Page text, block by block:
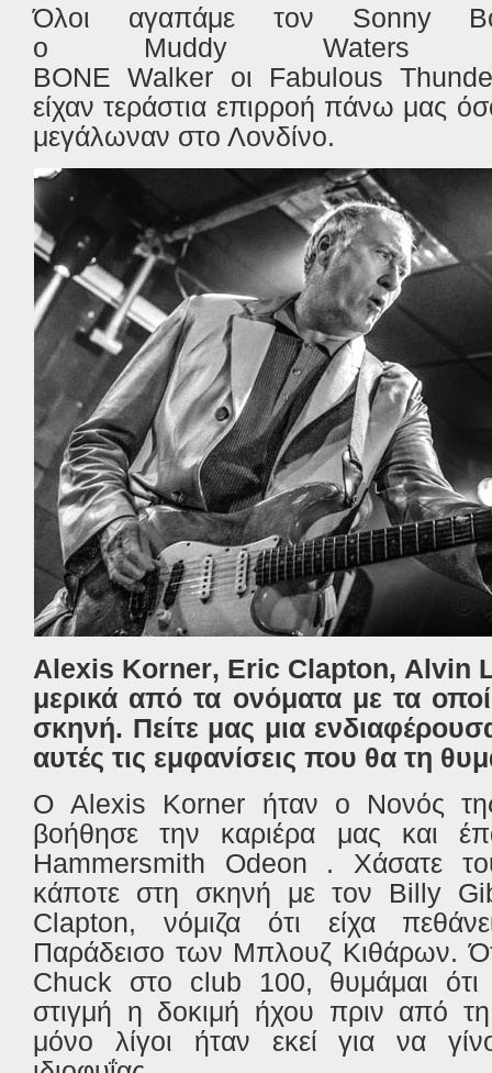
Όλοι αγαπάμε τον Sonny
ο Muddy Waters
ΒΟΝΕWalker οι Fabulous
είχαν τεράστια επιρροή πάνω μας
μεγάλωναν στο Λονδίνο.
Alexis Korner, Eric Clapton, Alvin
μερικά από τα ονόματα με τα
σκηνή. Πείτε μας μια
αυτές τις εμφανίσεις που θα τη
Ο Alexis Korner ήταν ο Νονός
βοήθησε την καριέρα μας και
Hammersmith Οdeon . Χάσατε
κάποτε στη σκηνή με τον Billy
Clapton, νόμιζα ότι είχα
Παράδεισο των Μπλουζ Κιθάρων.
Chuck στο club 100, θυμάμαι ότι
στιγμή η δοκιμή ήχου πριν από
μόνο λίγοι ήταν εκεί για να